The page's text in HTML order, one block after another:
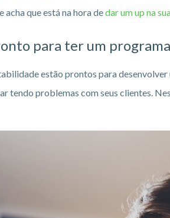
acha que está na hora dedar um up na
para ter um
estão prontos para
tendo problemas com seus clientes.